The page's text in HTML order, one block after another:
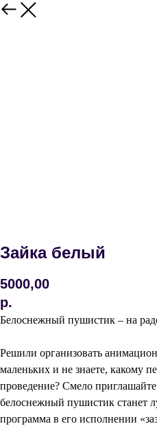
Зайка белый
5000,00
р.
Белоснежный пушистик – на
Решили организовать
маленьких и не знаете, какому
проведение? Смело
белоснежный пушистик станет
программа в его исполнении